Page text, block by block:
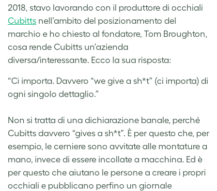
2018, stavo lavorando con il produttore di occhiali
Cubitts nell’ambito del posizionamento del
marchio e ho chiesto al fondatore, Tom Broughton,
cosa rende Cubitts un’azienda
diversa/interessante. Ecco la sua risposta:
“Ci importa. Davvero “we give a sh*t” (ci importa) di
ogni singolo dettaglio.”
Non si tratta di una dichiarazione banale, perché
Cubitts davvero “gives a sh*t”. È per questo che, per
esempio, le cerniere sono avvitate alle montature a
mano, invece di essere incollate a macchina. Ed è
per questo che aiutano le persone a creare i propri
occhiali e pubblicano perfino un giornale